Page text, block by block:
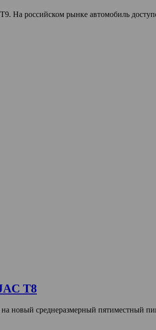
На российском рынке автомобиль
T8
новый среднеразмерный